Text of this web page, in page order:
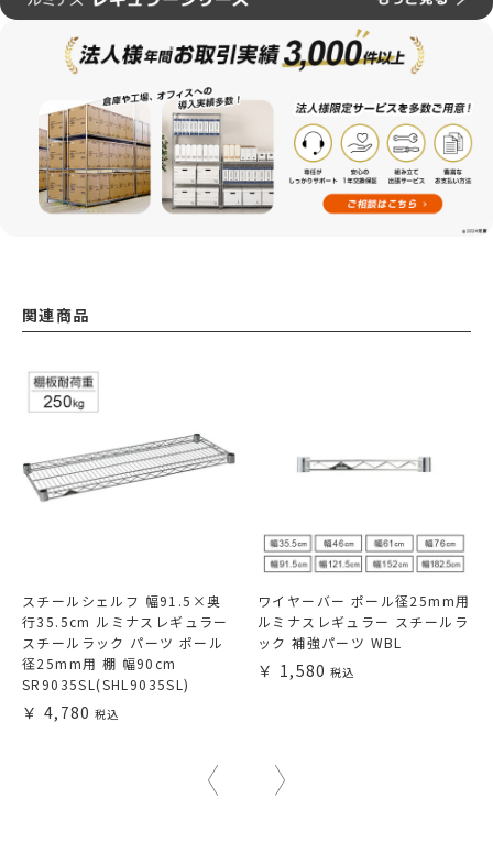
関連商品
スチールシェルフ 幅91.5×奥
行35.5cm ルミナスレギュラー
スチールラック パーツ ポール
径25mm用 棚 幅90cm
SR9035SL(SHL9035SL)
4,780
ワイヤーバー ポール径25mm用
ルミナスレギュラー スチールラ
ック 補強パーツ WBL
1,580